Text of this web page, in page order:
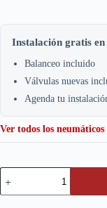
Instalación gratis
Balanceo incluido
Válvulas nuevas
Agenda tu
Ver todos los neumáticos
Goodride
205/65
R15